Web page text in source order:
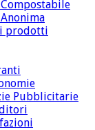
prodotti
Pubblicitarie